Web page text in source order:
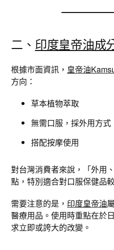
二、 印度皇帝油成
根據市面資訊， 皇帝油
方向：
草本植物萃取
無需口服，採外用方式
搭配按摩使用
對台灣消費者來說，「外用
點，特別適合對口服保健品
需要注意的是， 印度皇帝油
醫療用品。使用時重點在於
求立即或誇大的改變。